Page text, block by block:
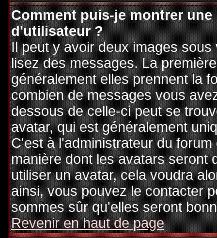
Comment puis-je montrer
d'utilisateur ?
Il peut y avoir deux images
lisez des messages. La
généralement elles prennent la
combien de messages vous
dessous de celle-ci peut se
avatar, qui est généralement
C'est à l'administrateur du
manière dont les avatars seront
utiliser un avatar, cela voudra
ainsi, vous pouvez le contacter
sommes sûr qu'elles seront
Revenir en haut de page